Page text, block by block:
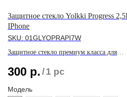
Защитное стекло Yolkki Progress
IPhone
SKU: 01GLYOPRAPI7W
Защитное стекло премиум класса для
300 р. /1 pc
Модель